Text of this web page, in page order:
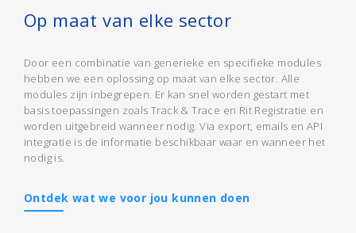
Op maat van elke sector
Door een combinatie van generieke en specifieke modules
hebben we een oplossing op maat van elke sector. Alle
modules zijn inbegrepen. Er kan snel worden gestart met
basis toepassingen zoals Track & Trace en Rit Registratie en
worden uitgebreid wanneer nodig. Via export, emails en API
integratie is de informatie beschikbaar waar en wanneer het
nodig is.
Ontdek wat we voor jou kunnen doen